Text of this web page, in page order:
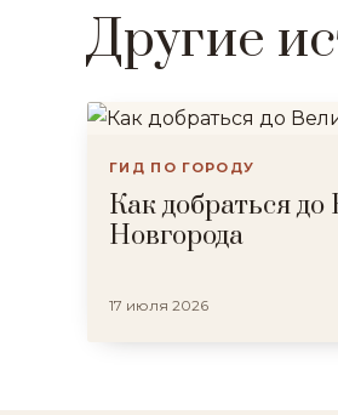
Другие
ГИД ПО ГОРОДУ
Как добраться до
Новгорода
17 июля 2026